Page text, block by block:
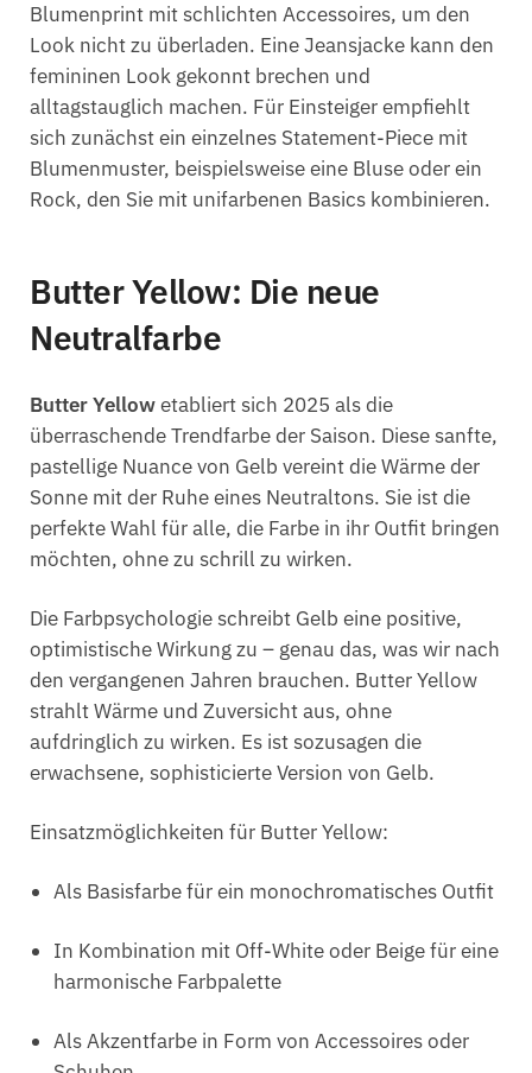
Blumenprint mit schlichten Accessoires, um den
Look nicht zu überladen. Eine Jeansjacke kann den
femininen Look gekonnt brechen und
alltagstauglich machen. Für Einsteiger empfiehlt
sich zunächst ein einzelnes Statement-Piece mit
Blumenmuster, beispielsweise eine Bluse oder ein
Rock, den Sie mit unifarbenen Basics kombinieren.
Butter Yellow: Die neue
Neutralfarbe
Butter Yellowetabliert sich 2025 als die
überraschende Trendfarbe der Saison. Diese sanfte,
pastellige Nuance von Gelb vereint die Wärme der
Sonne mit der Ruhe eines Neutraltons. Sie ist die
perfekte Wahl für alle, die Farbe in ihr Outfit bringen
möchten, ohne zu schrill zu wirken.
Die Farbpsychologie schreibt Gelb eine positive,
optimistische Wirkung zu – genau das, was wir nach
den vergangenen Jahren brauchen. Butter Yellow
strahlt Wärme und Zuversicht aus, ohne
aufdringlich zu wirken. Es ist sozusagen die
erwachsene, sophisticierte Version von Gelb.
Einsatzmöglichkeiten für Butter Yellow:
Als Basisfarbe für ein monochromatisches Outfit
In Kombination mit Off-White oder Beige für eine
harmonische Farbpalette
Als Akzentfarbe in Form von Accessoires oder